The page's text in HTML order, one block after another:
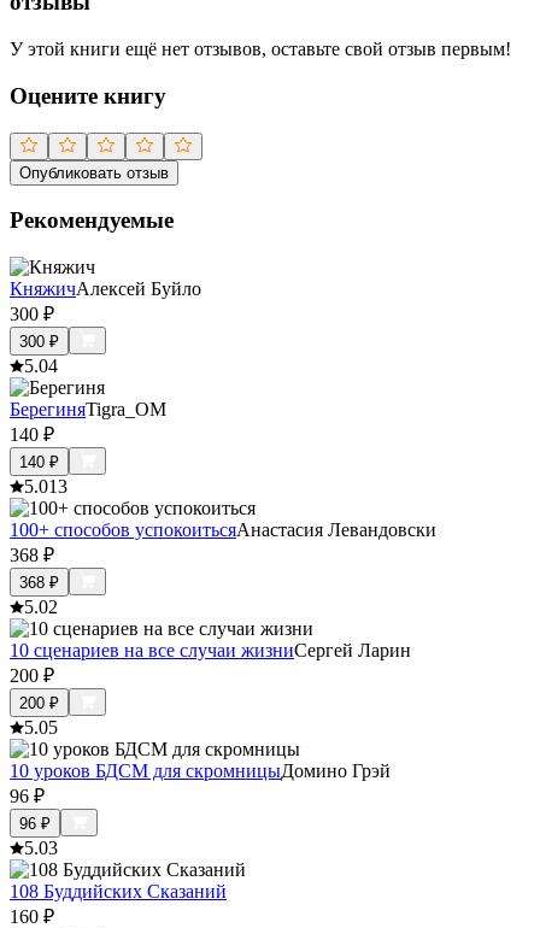
У этой книги ещё нет отзывов, оставьте свой отзыв первым!
Оцените книгу
Опубликовать отзыв
Рекомендуемые
КняжичАлексей Буйло
300 ₽
300 ₽
5.04
БерегиняTigra_OM
140 ₽
140 ₽
5.013
100+ способов успокоитьсяАнастасия Левандовски
368 ₽
368 ₽
5.02
10 сценариев на все случаи жизниСергей Ларин
200 ₽
200 ₽
5.05
10 уроков БДСМ для скромницыДомино Грэй
96 ₽
96 ₽
5.03
108 Буддийских Сказаний
160 ₽